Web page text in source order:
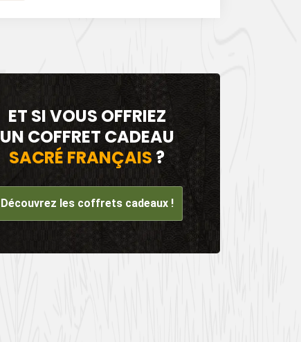
ET SI VOUS OFFRIEZ
UN COFFRET CADEAU
SACRÉ FRANÇAIS ?
Découvrez les coffrets cadeaux !